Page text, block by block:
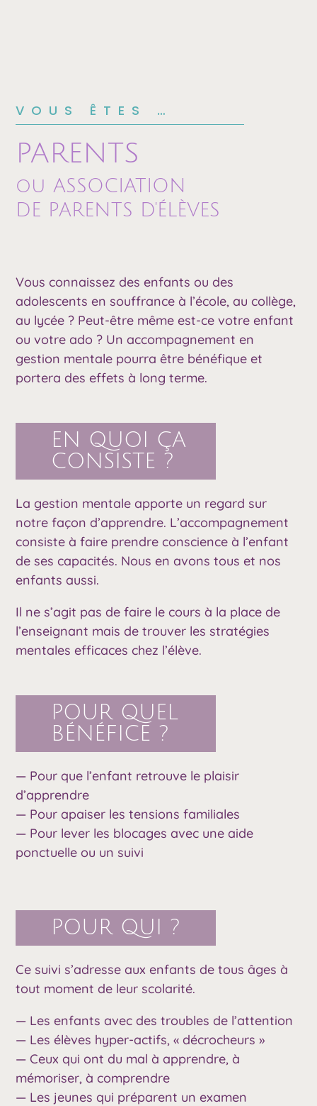
VOUS ÊTES …
PARENTS
ou ASSOCIATION
DE PARENTS D'ÉLÈVES
Vous connaissez des enfants ou des
adolescents en souffrance à l’école, au collège,
au lycée ? Peut-être même est-ce votre enfant
ou votre ado ? Un accompagnement en
gestion mentale pourra être bénéfique et
portera des effets à long terme.
EN QUOI ÇA
CONSISTE ?
La gestion mentale apporte un regard sur
notre façon d’apprendre. L’accompagnement
consiste à faire prendre conscience à l’enfant
de ses capacités. Nous en avons tous et nos
enfants aussi.
Il ne s’agit pas de faire le cours à la place de
l’enseignant mais de trouver les stratégies
mentales efficaces chez l’élève.
POUR QUEL
BÉNÉFICE ?
— Pour que l’enfant retrouve le plaisir
d’apprendre
— Pour apaiser les tensions familiales
— Pour lever les blocages avec une aide
ponctuelle ou un suivi
POUR QUI ?
Ce suivi s’adresse aux enfants de tous âges à
tout moment de leur scolarité.
— Les enfants avec des troubles de l’attention
— Les élèves hyper-actifs, « décrocheurs »
— Ceux qui ont du mal à apprendre, à
mémoriser, à comprendre
— Les jeunes qui préparent un examen